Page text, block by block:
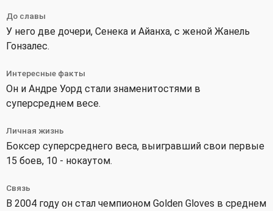
До славы
У него две дочери, Сенека и Айанха, с женой Жанель
Гонзалес.
Интересные факты
Он и Андре Уорд стали знаменитостями в
суперсреднем весе.
Личная жизнь
Боксер суперсреднего веса, выигравший свои первые
15 боев, 10 - нокаутом.
Связь
В 2004 году он стал чемпионом Golden Gloves в среднем